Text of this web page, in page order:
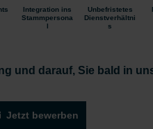
Integration ins
Stammpersona
l
Unbefristetes
Dienstverhältni
s
und darauf, Sie bald in
Jetzt bewerben